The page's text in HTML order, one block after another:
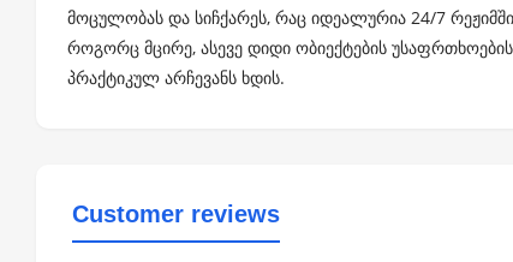
მოცულობას და სიჩქარეს, რაც იდეალურია 24/7 რეჟიმში
როგორც მცირე, ასევე დიდი ობიექტების
პრაქტიკულ არჩევანს ხდის.
Customer reviews